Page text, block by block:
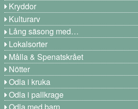
Kryddor
Kulturarv
Lång säsong med…
Lokalsorter
Målla & Spenatskrået
Nötter
Odla i kruka
Odla i pallkrage